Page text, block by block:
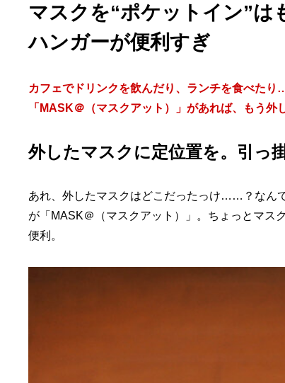
マスクを“ポケットイン”は
ハンガーが便利すぎ
カフェでドリンクを飲んだり、ランチを食べた
「MASK＠（マスクアット）」があれば、もう外
外したマスクに定位置を。引っ
あれ、外したマスクはどこだったっけ……？なん
が「MASK＠（マスクアット）」。ちょっとマス
便利。